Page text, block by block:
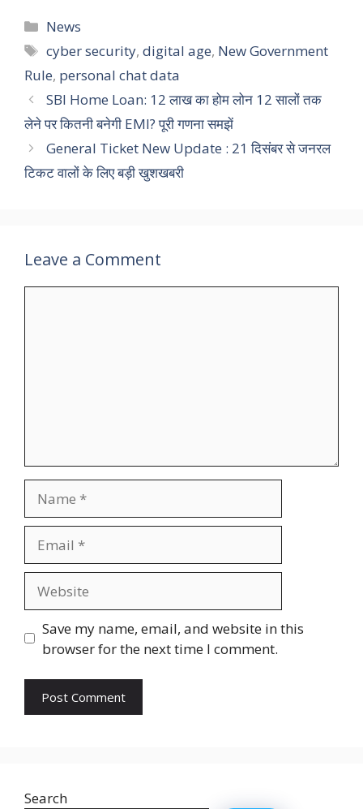
Categories
News
Tags
cyber security,digital age, New Government
Rule, personal chat data
SBI Home Loan: 12 लाख का होम लोन 12 सालों तक
लेने पर कितनी बनेगी EMI? पूरी गणना समझें
General Ticket New Update : 21 दिसंबर से जनरल
टिकट वालों के लिए बड़ी खुशखबरी
Leave a Comment
Save my name, email, and website in this
browser for the next time I comment.
Search